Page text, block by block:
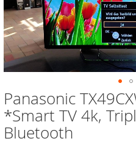
Panasonic
*Smart TV 4k,
Bluetooth
Zum
Anfang
der
Bildergalerie